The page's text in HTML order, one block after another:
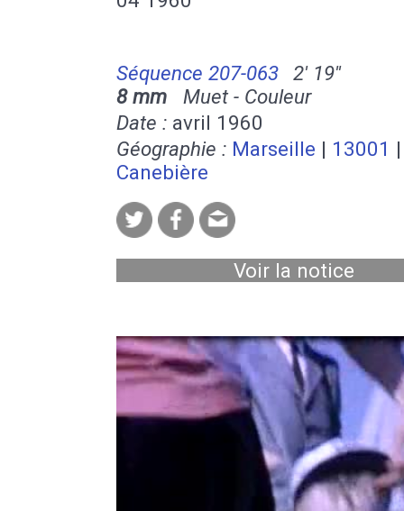
Séquence 207-063
2' 19''
8 mm Muet - Couleur
Date : avril 1960
Géographie : Marseille | 13001 |
Canebière
Voir la notice